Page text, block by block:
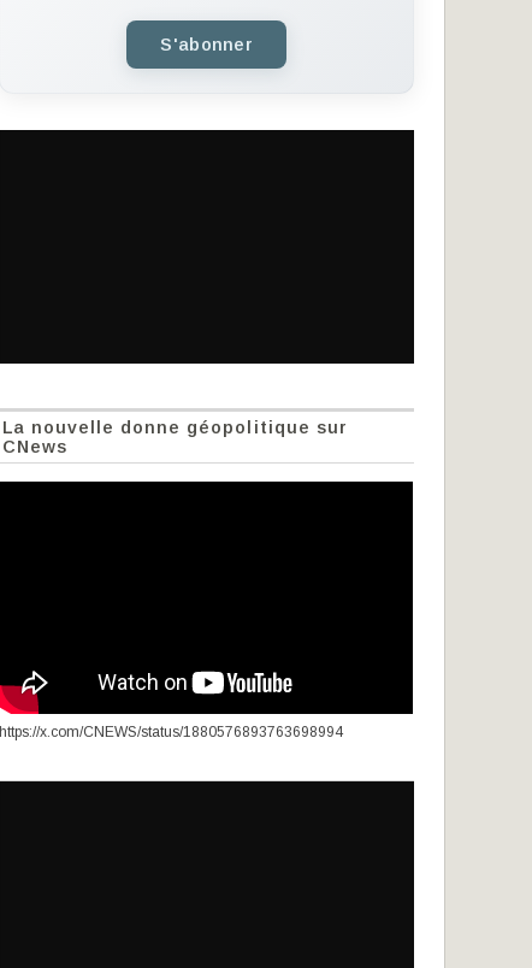
S'abonner
La nouvelle donne géopolitique sur
CNews
https://x.com/CNEWS/status/1880576893763698994